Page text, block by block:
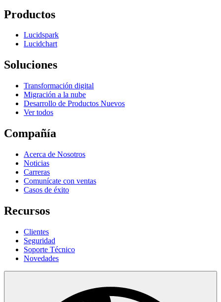
Productos
Lucidspark
Lucidchart
Soluciones
Transformación digital
Migración a la nube
Desarrollo de Productos Nuevos
Ver todos
Compañía
Acerca de Nosotros
Noticias
Carreras
Comunícate con ventas
Casos de éxito
Recursos
Clientes
Seguridad
Soporte Técnico
Novedades